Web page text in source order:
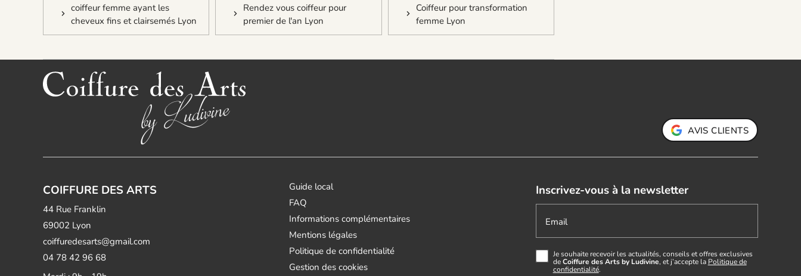
coiffeur femme ayant les
cheveux fins et clairsemés Lyon
Rendez vous coiffeur pour
premier de l'an Lyon
Coiffeur pour transformation
femme Lyon
AVIS CLIENTS
COIFFURE DES ARTS
44 Rue Franklin
69002 Lyon
coiffuredesarts@gmail.com
04 78 42 96 68
Guide local
FAQ
Informations complémentaires
Mentions légales
Politique de confidentialité
Gestion des cookies
Inscrivez-vous à la newsletter
Email
Je souhaite recevoir les actualités, conseils et offres exclusives
deCoiffure des Arts by Ludivine, et j’accepte la Politique de
confidentialité.